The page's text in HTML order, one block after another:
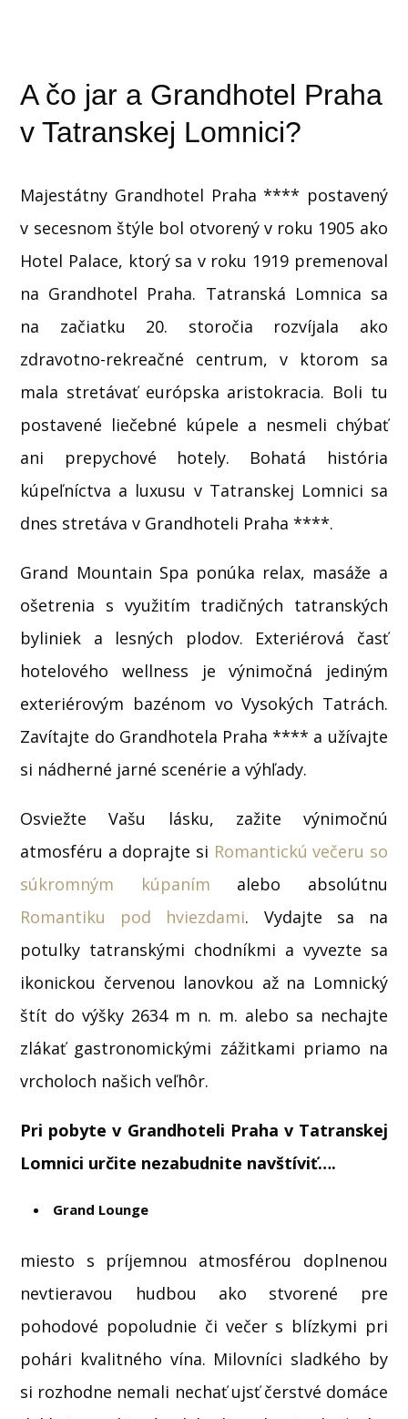
A čo jar a Grandhotel Praha
v Tatranskej Lomnici?
Majestátny Grandhotel Praha **** postavený
v secesnom štýle bol otvorený v roku 1905 ako
Hotel Palace, ktorý sa v roku 1919 premenoval
na Grandhotel Praha. Tatranská Lomnica sa
na začiatku 20. storočia rozvíjala ako
zdravotno-rekreačné centrum, v ktorom sa
mala stretávať európska aristokracia. Boli tu
postavené liečebné kúpele a nesmeli chýbať
ani prepychové hotely. Bohatá história
kúpeľníctva a luxusu v Tatranskej Lomnici sa
dnes stretáva v Grandhoteli Praha ****.
Grand Mountain Spa ponúka relax, masáže a
ošetrenia s využitím tradičných tatranských
byliniek a lesných plodov. Exteriérová časť
hotelového wellness je výnimočná jediným
exteriérovým bazénom vo Vysokých Tatrách.
Zavítajte do Grandhotela Praha **** a užívajte
si nádherné jarné scenérie a výhľady.
Osviežte Vašu lásku, zažite výnimočnú
atmosféru a doprajte si Romantickú večeru so
súkromným kúpaním alebo absolútnu
Romantiku pod hviezdami. Vydajte sa na
potulky tatranskými chodníkmi a vyvezte sa
ikonickou červenou lanovkou až na Lomnický
štít do výšky 2634 m n. m. alebo sa nechajte
zlákať gastronomickými zážitkami priamo na
vrcholoch našich veľhôr.
Pri pobyte v Grandhoteli Praha v Tatranskej
Lomnici určite nezabudnite navštíviť….
Grand Lounge
miesto s príjemnou atmosférou doplnenou
nevtieravou hudbou ako stvorené pre
pohodové popoludnie či večer s blízkymi pri
pohári kvalitného vína. Milovníci sladkého by
si rozhodne nemali nechať ujsť čerstvé domáce